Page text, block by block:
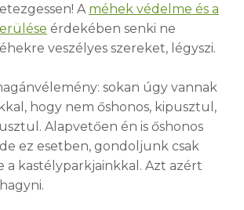
A méhek védelme és a
érdekében senki ne
veszélyes szereket, légyszi.
sokan úgy vannak
hogy nem őshonos, kipusztul,
Alapvetően én is őshonos
ez esetben, gondoljunk csak
a kastélyparkjainkkal. Azt azért